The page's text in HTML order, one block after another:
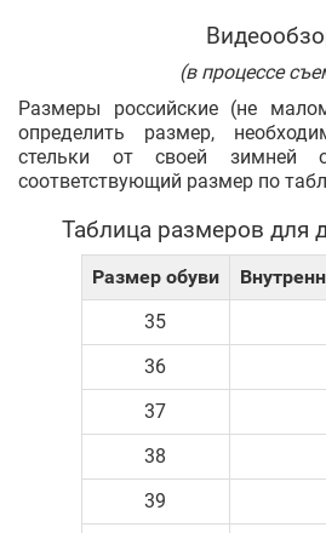
(в процессе
Размеры российские (не
определить размер,
стельки от своей зимней
соответствующий размер по
Таблица размеров для
Размер обуви
35
36
37
38
39